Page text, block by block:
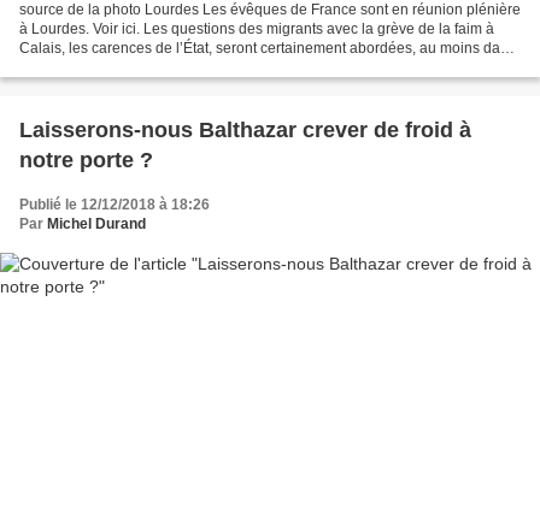
source de la photo Lourdes Les évêques de France sont en réunion plénière
à Lourdes. Voir ici. Les questions des migrants avec la grève de la faim à
Calais, les carences de l’État, seront certainement abordées, au moins dans
Laisserons-nous Balthazar crever de froid à
notre porte ?
Publié le 12/12/2018 à 18:26
Par Michel Durand